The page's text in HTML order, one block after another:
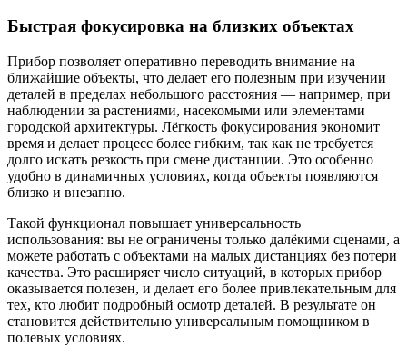
Быстрая фокусировка на близких объектах
Прибор позволяет оперативно переводить внимание на
ближайшие объекты, что делает его полезным при изучении
деталей в пределах небольшого расстояния — например, при
наблюдении за растениями, насекомыми или элементами
городской архитектуры. Лёгкость фокусирования экономит
время и делает процесс более гибким, так как не требуется
долго искать резкость при смене дистанции. Это особенно
удобно в динамичных условиях, когда объекты появляются
близко и внезапно.
Такой функционал повышает универсальность
использования: вы не ограничены только далёкими сценами, а
можете работать с объектами на малых дистанциях без потери
качества. Это расширяет число ситуаций, в которых прибор
оказывается полезен, и делает его более привлекательным для
тех, кто любит подробный осмотр деталей. В результате он
становится действительно универсальным помощником в
полевых условиях.